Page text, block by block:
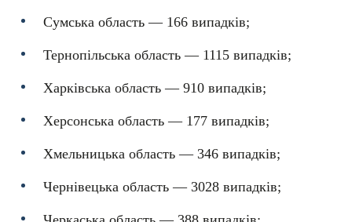
Сумська область — 166 випадків;
Тернопільська область — 1115 випадків;
Харківська область — 910 випадків;
Херсонська область — 177 випадків;
Хмельницька область — 346 випадків;
Чернівецька область — 3028 випадків;